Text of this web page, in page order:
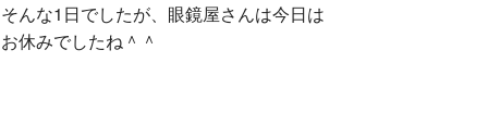
そんな1日でしたが、眼鏡屋さんは今日は
お休みでしたね＾＾